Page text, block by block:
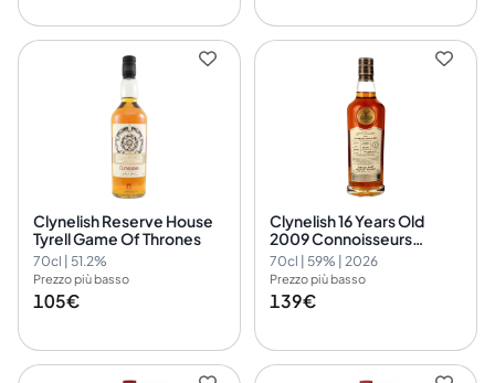
Clynelish Reserve House
Tyrell Game Of Thrones
70cl | 51.2%
Prezzo più basso
105€
Clynelish 16 Years Old
2009 Connoisseurs
Choice Cask Strength
Gordon & MacPhail Cask
Nr. 307224
70cl | 59% | 2026
Prezzo più basso
139€